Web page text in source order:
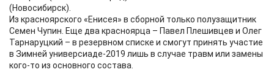
(Новосибирск).
Из красноярского «Енисея» в сборной только полузащитник
Семен Чупин. Еще два красноярца – Павел Плешивцев и Олег
Тарнаруцкий – в резервном списке и смогут принять участие
в Зимней универсиаде-2019 лишь в случае травм или замены
кого-то из основного состава.